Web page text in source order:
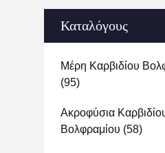
Καταλόγους
Μέρη Καρβιδίου
(95)
Ακροφύσια
Βολφραμίου (58)